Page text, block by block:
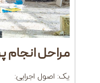
مراحل انجام
یک: اصول اجرایی: